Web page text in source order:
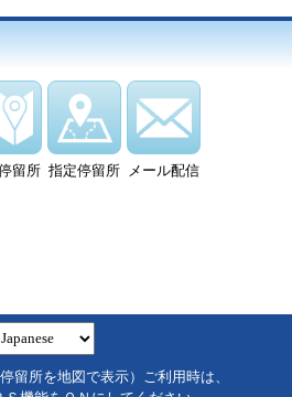
留所 指定停留所 メール配信
留所を地図で表示）ご利用時は、